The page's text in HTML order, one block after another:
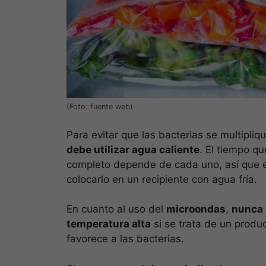
(Foto: fuente web)
Para evitar que las bacterias se
debe utilizar agua caliente. El tiempo
completo depende de cada uno, así que
colocarlo en un recipiente con agua fría.
En cuanto al uso del microondas, nunca
temperatura alta si se trata de un
favorece a las bacterias.